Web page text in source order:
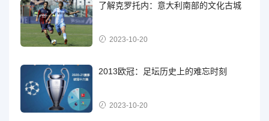
了解克罗托内：意大利南部的文化古城
2023-10-20
2013欧冠：足坛历史上的难忘时刻
2023-10-20